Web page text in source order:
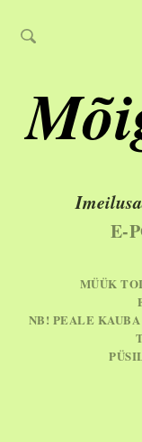
E-
MÜÜK
NB! PEALE